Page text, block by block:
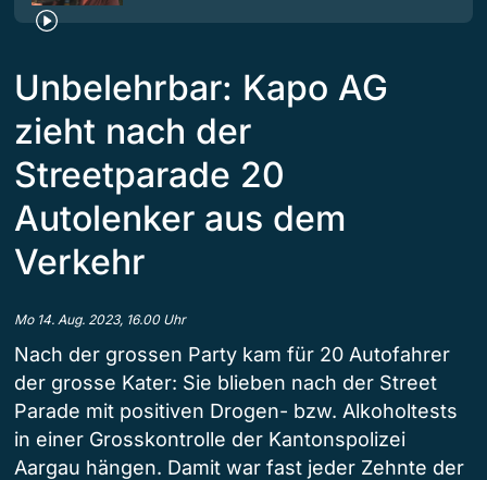
Unbelehrbar: Kapo AG
zieht nach der
Streetparade 20
Autolenker aus dem
Verkehr
Mo 14. Aug. 2023, 16.00 Uhr
Nach der grossen Party kam für 20 Autofahrer
der grosse Kater: Sie blieben nach der Street
Parade mit positiven Drogen- bzw. Alkoholtests
in einer Grosskontrolle der Kantonspolizei
Aargau hängen. Damit war fast jeder Zehnte der